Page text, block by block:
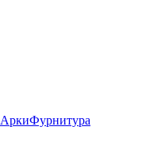
АркиФурнитура